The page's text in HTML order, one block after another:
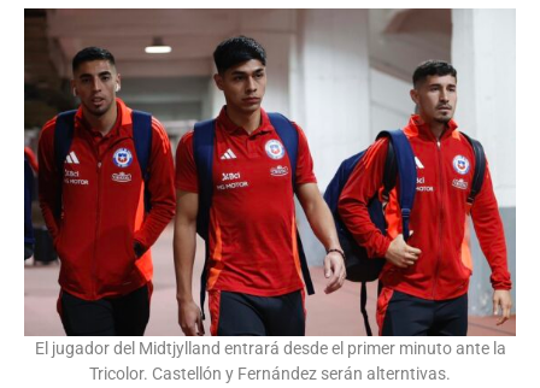
El jugador del Midtjylland entrará desde el primer minuto ante la
Tricolor. Castellón y Fernández serán alterntivas.